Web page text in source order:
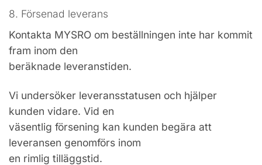
8. Försenad leverans
Kontakta MYSRO om beställningen inte har kommit
fram inom den
beräknade leveranstiden.
Vi undersöker leveransstatusen och hjälper
kunden vidare. Vid en
väsentlig försening kan kunden begära att
leveransen genomförs inom
en rimlig tilläggstid.